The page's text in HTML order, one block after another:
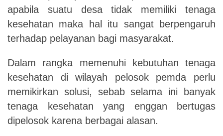
apabila suatu desa tidak memiliki tenaga
kesehatan maka hal itu sangat berpengaruh
terhadap pelayanan bagi masyarakat.
Dalam rangka memenuhi kebutuhan tenaga
kesehatan di wilayah pelosok pemda perlu
memikirkan solusi, sebab selama ini banyak
tenaga kesehatan yang enggan bertugas
dipelosok karena berbagai alasan.